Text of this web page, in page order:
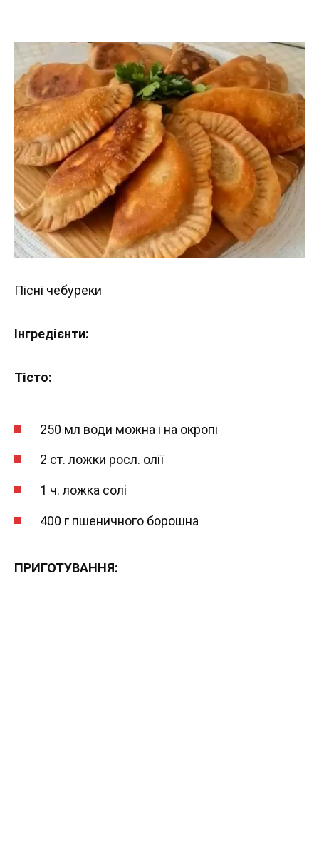
Пісні чебуреки
Інгредієнти:
Тісто:
250 мл води можна і на окропі
2 ст. ложки росл. олії
1 ч. ложка солі
400 г пшеничного борошна
ПРИГОТУВАННЯ: